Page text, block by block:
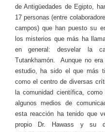
de Antigüedades de Egipto,
17 personas (entre
campos) que han puesto su
los misterios que más ha
en general: desvelar la
Tutankhamón. Aunque no
estudio, ha sido el que más
como el centro de diversas
la comunidad científica,
algunos medios de
esta reacción ha tenido que
propio Dr. Hawass y su